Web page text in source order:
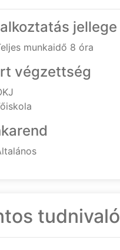
jellege
munkaidő 8 óra
végzettség
tudnivaló